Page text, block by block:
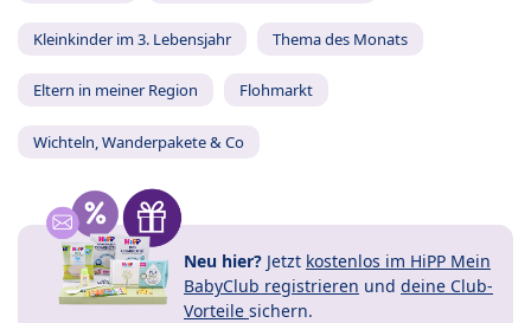
Kleinkinder im 3. Lebensjahr Thema des Monats
Eltern in meiner Region Flohmarkt
Wichteln, Wanderpakete & Co
Neu hier? Jetzt kostenlos im HiPP Mein
BabyClub registrieren und deine Club-
Vorteile sichern.